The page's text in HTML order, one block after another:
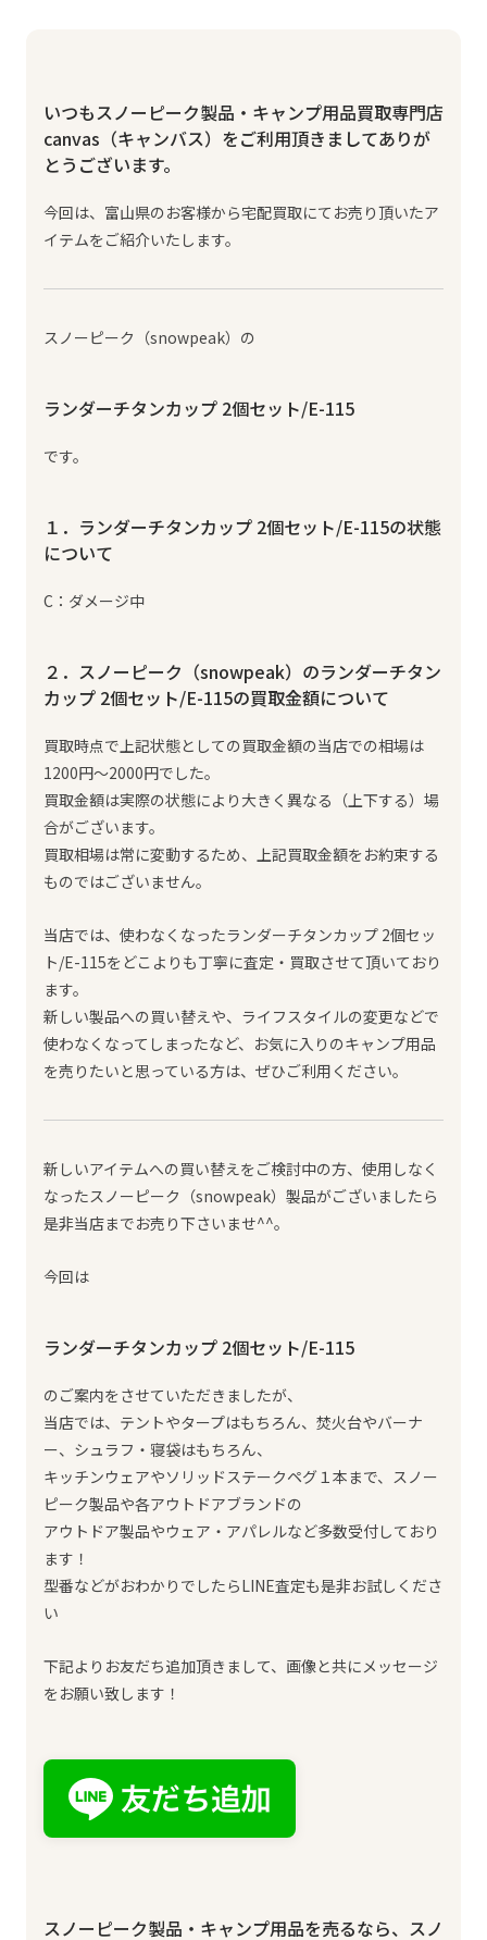
いつもスノーピーク製品・キャンプ用品買取専門店
canvas（キャンバス）をご利用頂きましてありが
とうございます。
今回は、富山県のお客様から宅配買取にてお売り頂いたア
イテムをご紹介いたします。
スノーピーク（snowpeak）の
ランダーチタンカップ 2個セット/E-115
です。
１．ランダーチタンカップ 2個セット/E-115の状態
について
C：ダメージ中
２．スノーピーク（snowpeak）のランダーチタン
カップ 2個セット/E-115の買取金額について
買取時点で上記状態としての買取金額の当店での相場は
1200円～2000円でした。
買取金額は実際の状態により大きく異なる（上下する）場
合がございます。
買取相場は常に変動するため、上記買取金額をお約束する
ものではございません。
当店では、使わなくなったランダーチタンカップ 2個セッ
ト/E-115をどこよりも丁寧に査定・買取させて頂いており
ます。
新しい製品への買い替えや、ライフスタイルの変更などで
使わなくなってしまったなど、お気に入りのキャンプ用品
を売りたいと思っている方は、ぜひご利用ください。
新しいアイテムへの買い替えをご検討中の方、使用しなく
なったスノーピーク（snowpeak）製品がございましたら
是非当店までお売り下さいませ^^。
今回は
ランダーチタンカップ 2個セット/E-115
のご案内をさせていただきましたが、
当店では、テントやタープはもちろん、焚火台やバーナ
ー、シュラフ・寝袋はもちろん、
キッチンウェアやソリッドステークペグ１本まで、スノー
ピーク製品や各アウトドアブランドの
アウトドア製品やウェア・アパレルなど多数受付しており
ます！
型番などがおわかりでしたらLINE査定も是非お試しくださ
い
下記よりお友だち追加頂きまして、画像と共にメッセージ
をお願い致します！
スノーピーク製品・キャンプ用品を売るなら、スノ